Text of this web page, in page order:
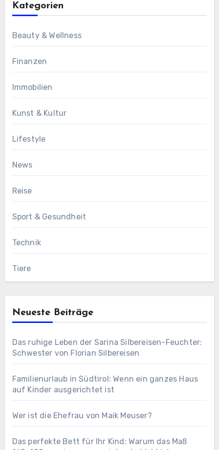
Kategorien
Beauty & Wellness
Finanzen
Immobilien
Kunst & Kultur
Lifestyle
News
Reise
Sport & Gesundheit
Technik
Tiere
Neueste Beiträge
Das ruhige Leben der Sarina Silbereisen-Feuchter:
Schwester von Florian Silbereisen
Familienurlaub in Südtirol: Wenn ein ganzes Haus
auf Kinder ausgerichtet ist
Wer ist die Ehefrau von Maik Meuser?
Das perfekte Bett für Ihr Kind: Warum das Maß